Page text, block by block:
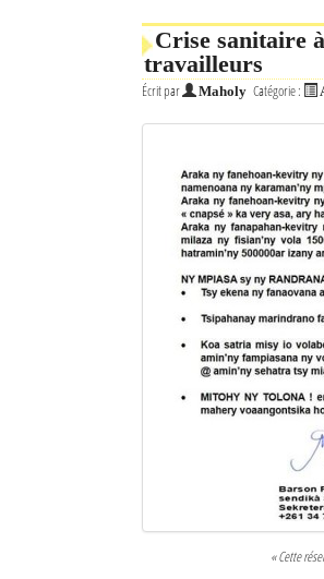
Crise sanitaire
travailleurs
Écrit par Maholy Catégorie :
« Cette